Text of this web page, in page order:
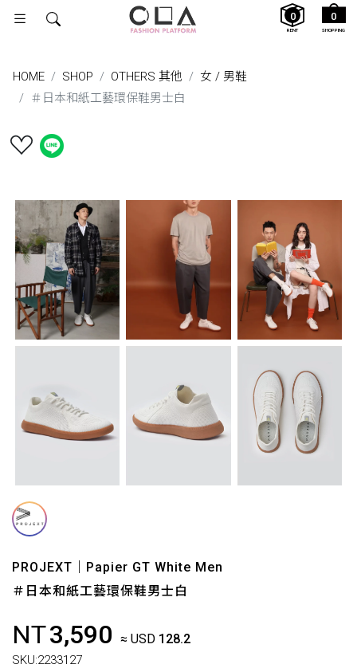
SHOPPING
0
RENT
0
HOME SHOP OTHERS 其他
女 / 男鞋
＃日本和紙工藝環保鞋男士白
PROJEXT｜Papier GT White Men
＃日本和紙工藝環保鞋男士白
NT3,590 ≈ USD 128.2
SKU:2233127